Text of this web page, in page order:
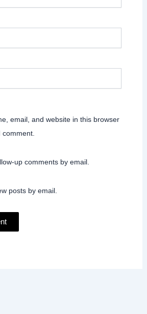
email, and website in this browser
comment.
up comments by email.
posts by email.